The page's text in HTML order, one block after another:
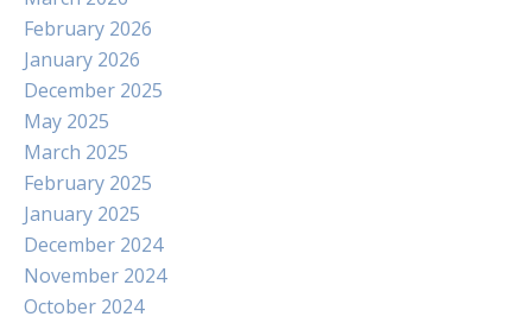
February 2026
January 2026
December 2025
May 2025
March 2025
February 2025
January 2025
December 2024
November 2024
October 2024